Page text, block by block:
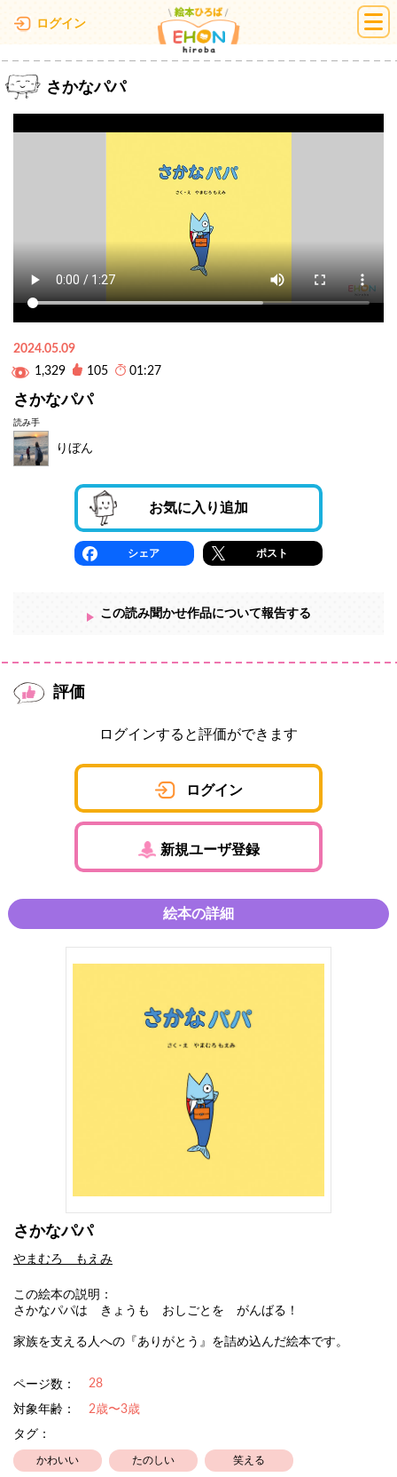
ログイン 絵本ひろば
さかなパパ
2024.05.09
1,329
105 01:27
さかなパパ
読み手
りぼん
お気に入り追加
シェア ポスト
この読み聞かせ作品について報告する
評価
ログインすると評価ができます
ログイン
新規ユーザ登録
絵本の詳細
さかなパパ
やまむろ もえみ
この絵本の説明：
さかなパパは きょうも おしごとを がんばる！
家族を支える人への『ありがとう』を詰め込んだ絵本です。
ページ数： 28
対象年齢：
2歳〜3歳
タグ：
かわいい たのしい 笑える